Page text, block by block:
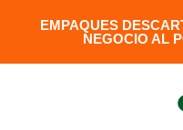
EMPAQUES
NEGOCIO AL